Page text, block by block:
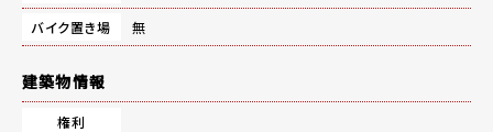
バイク置き場
無
建築物情報
権利